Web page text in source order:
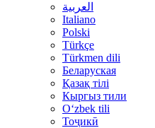
العربية
Italiano
Polski
Türkçe
Türkmen dili
Беларуская
Қазақ тілі
Кыргыз тили
Oʻzbek tili
Тоҷикӣ